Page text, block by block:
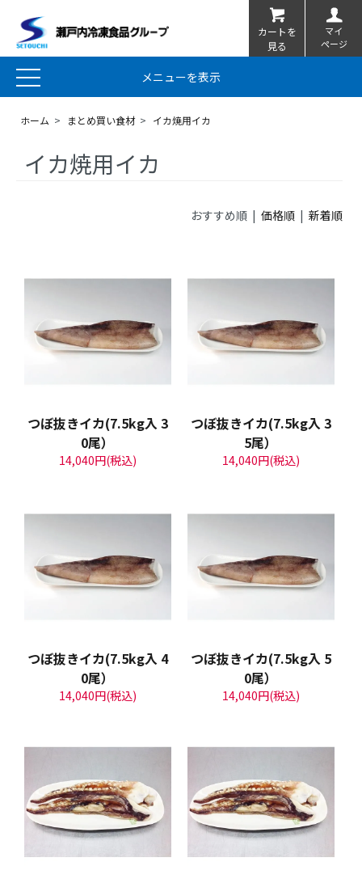
カートを
見る
マイ
ページ
メニューを表示
ホーム > まとめ買い食材 > イカ焼用イカ
イカ焼用イカ
おすすめ順 | 価格順| 新着順
つぼ抜きイカ(7.5kg入 3
0尾）
14,040円(税込)
つぼ抜きイカ(7.5kg入 3
5尾）
14,040円(税込)
つぼ抜きイカ(7.5kg入 4
0尾）
14,040円(税込)
つぼ抜きイカ(7.5kg入 5
0尾）
14,040円(税込)